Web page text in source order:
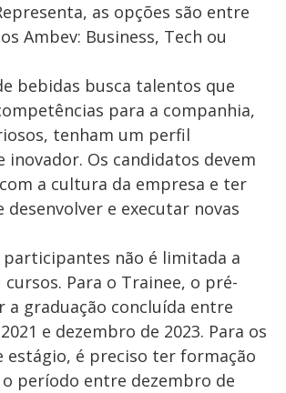
as opções são entre
Ambev: Business, Tech ou
bebidas busca talentos que
para a companhia,
tenham um perfil
inovador. Os candidatos devem
a cultura da empresa e ter
desenvolver e executar novas
participantes não é limitada a
Para o Trainee, o pré-
a graduação concluída entre
e dezembro de 2023. Para os
estágio, é preciso ter formação
período entre dezembro de